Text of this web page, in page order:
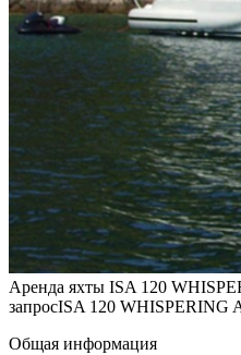
Аренда яхты ISA 120
запросISA 120 WHISPERING
Общая информация